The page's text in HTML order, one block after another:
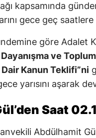
kapsamında
gece geç
göre Adalet
ve
Kanun Teklifi”ni
yarısını aşarak
Saat
Abdülhamit